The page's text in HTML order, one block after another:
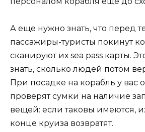
А еще нужно знать, что перед
пассажиры-туристы покинут
сканируют их sea pass карты.
знать, сколько людей потом
При посадке на корабль у вас
проверят сумки на наличие
вещей: если таковы имеются,
конце круиза возвратят.